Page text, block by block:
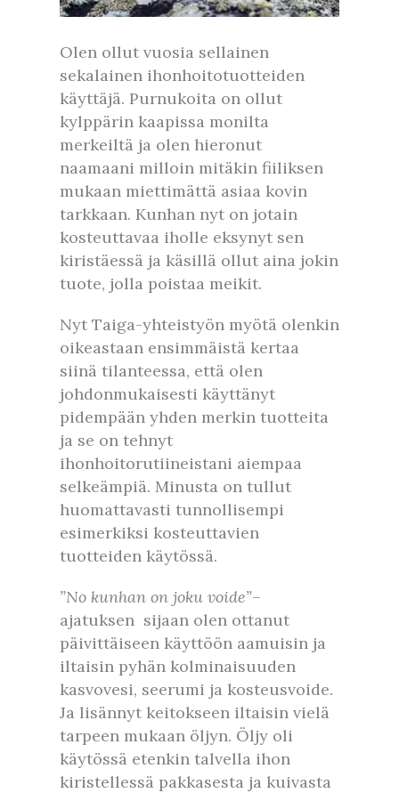
Olen ollut vuosia sellainen
sekalainen ihonhoitotuotteiden
käyttäjä. Purnukoita on ollut
kylppärin kaapissa monilta
merkeiltä ja olen hieronut
naamaani milloin mitäkin fiiliksen
mukaan miettimättä asiaa kovin
tarkkaan. Kunhan nyt on jotain
kosteuttavaa iholle eksynyt sen
kiristäessä ja käsillä ollut aina jokin
tuote, jolla poistaa meikit.
Nyt Taiga-yhteistyön myötä olenkin
oikeastaan ensimmäistä kertaa
siinä tilanteessa, että olen
johdonmukaisesti käyttänyt
pidempään yhden merkin tuotteita
ja se on tehnyt
ihonhoitorutiineistani aiempaa
selkeämpiä. Minusta on tullut
huomattavasti tunnollisempi
esimerkiksi kosteuttavien
tuotteiden käytössä.
”No kunhan on joku voide”–
ajatuksen sijaan olen ottanut
päivittäiseen käyttöön aamuisin ja
iltaisin pyhän kolminaisuuden
kasvovesi, seerumi ja kosteusvoide.
Ja lisännyt keitokseen iltaisin vielä
tarpeen mukaan öljyn. Öljy oli
käytössä etenkin talvella ihon
kiristellessä pakkasesta ja kuivasta